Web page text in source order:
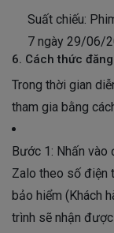
Suất chiếu:
7 ngày 29/06/
6. Cách thức
Trong thời gian
tham gia bằng
Bước 1: Nhấn
Zalo theo số điện
bảo hiểm (Khách
trình sẽ nhận